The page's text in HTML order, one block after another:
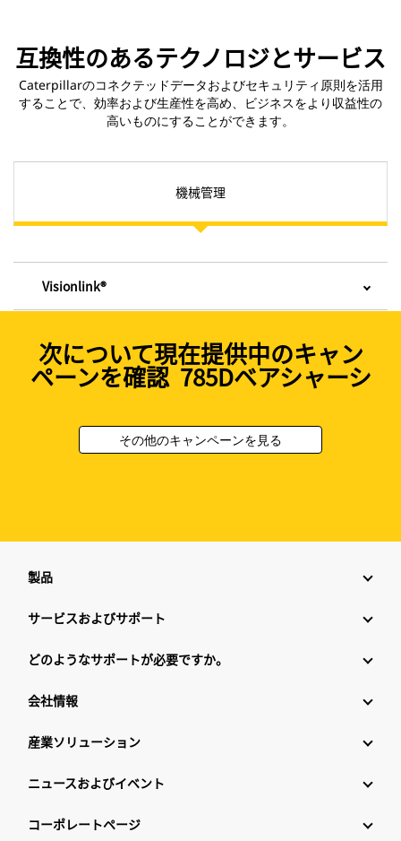
互換性のあるテクノロジとサービス
Caterpillarのコネクテッドデータおよびセキュリティ原則を活用
することで、効率および生産性を高め、ビジネスをより収益性の
高いものにすることができます。
機械管理
Visionlink®
次について現在提供中のキャン
ペーンを確認 785Dベアシャーシ
その他のキャンペーンを見る
製品
サービスおよびサポート
どのようなサポートが必要ですか。
会社情報
産業ソリューション
ニュースおよびイベント
コーポレートページ